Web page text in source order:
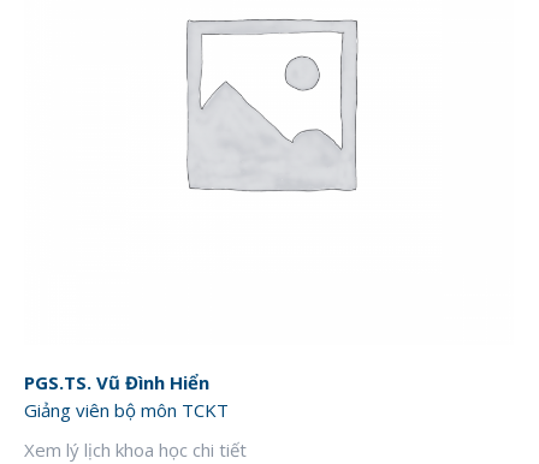
PGS.TS. Vũ Đình Hiển
Giảng viên bộ môn TCKT
Xem lý lịch khoa học chi tiết